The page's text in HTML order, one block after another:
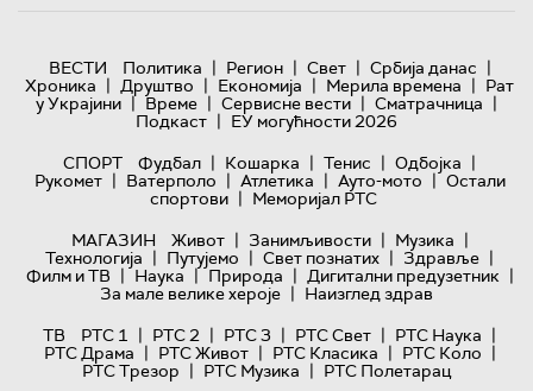
ВЕСТИ Политика | Регион | Свет | Србија данас |
Хроника | Друштво | Економија | Мерила времена | Рат
у Украјини | Време | Сервисне вести | Сматрачница |
Подкаст | ЕУ могућности 2026
СПОРТ
Фудбал | Кошарка | Тенис | Одбојка |
Рукомет | Ватерполо | Атлетика | Ауто-мото | Остали
спортови | Меморијал РТС
МАГАЗИН
Живот | Занимљивости | Музика |
Технологијa | Путујемо | Свет познатих | Здравље |
Филм и ТВ | Наука | Природа | Дигитални предузетник |
За мале велике хероје | Наизглед здрав
ТВ
РТС 1 | РТС 2 | РТС 3 | РТС Свет | РТС Наука |
РТС Драма | РТС Живот | РТС Класика | РТС Коло |
РТС Трезор | РТС Музика | РТС Полетарац